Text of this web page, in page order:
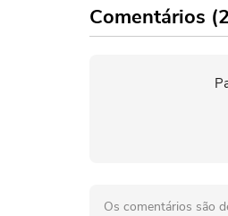
Comentários
Os comentários são